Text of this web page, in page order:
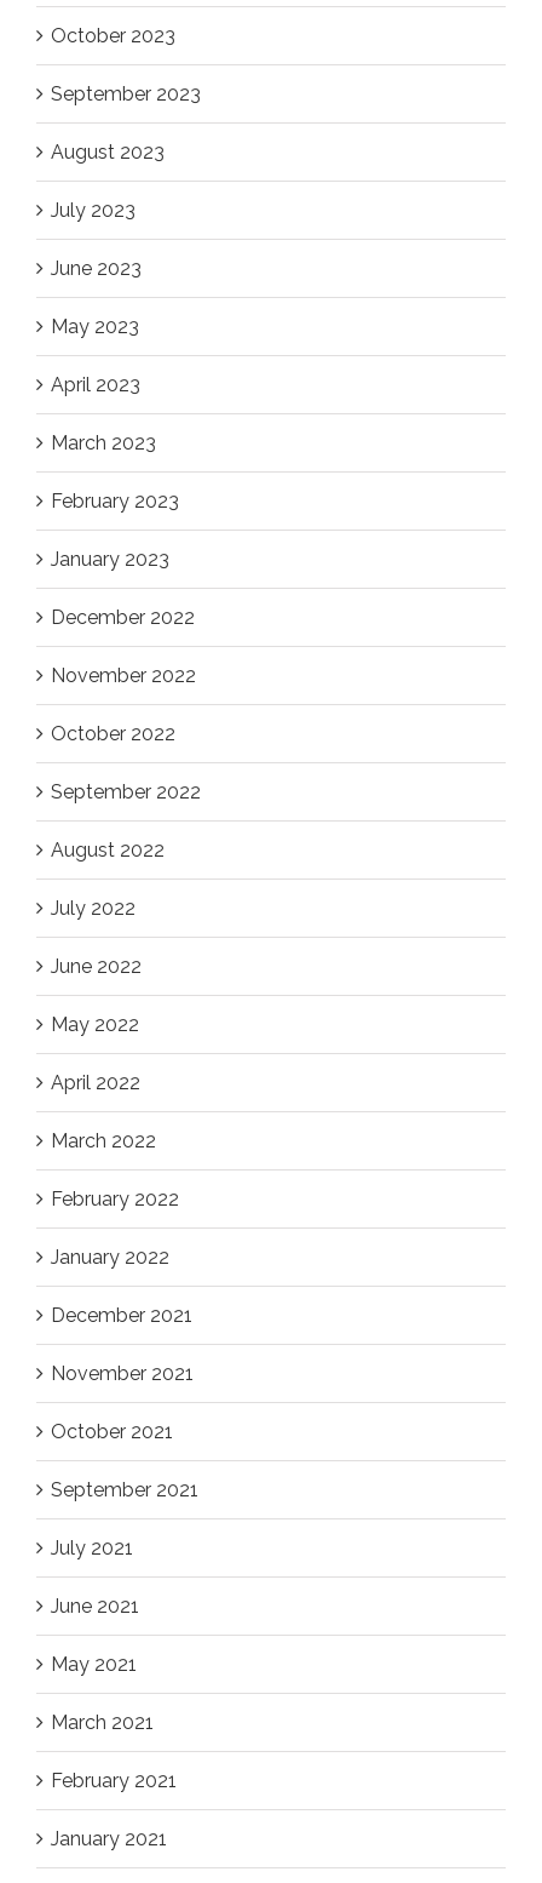
October 2023
September 2023
August 2023
July 2023
June 2023
May 2023
April 2023
March 2023
February 2023
January 2023
December 2022
November 2022
October 2022
September 2022
August 2022
July 2022
June 2022
May 2022
April 2022
March 2022
February 2022
January 2022
December 2021
November 2021
October 2021
September 2021
July 2021
June 2021
May 2021
March 2021
February 2021
January 2021